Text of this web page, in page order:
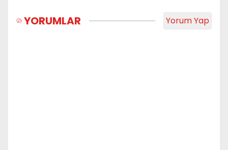
YORUMLAR Yorum Yap